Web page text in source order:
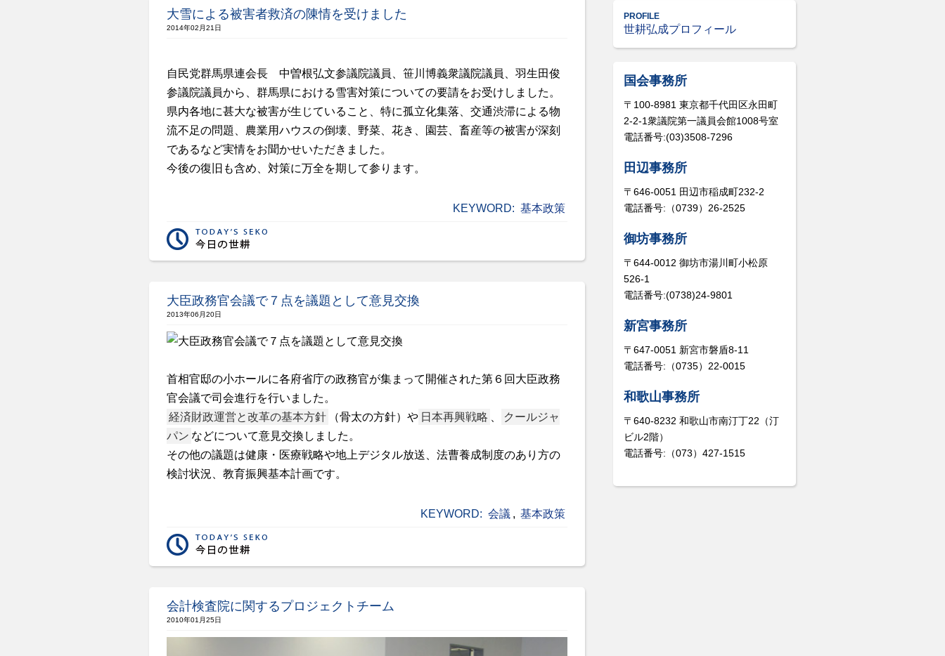
大雪による被害者救済の陳情を受けました
2014年02月21日
自民党群馬県連会長 中曽根弘文参議院議員、笹川博義衆議院議員、羽生田俊
参議院議員から、群馬県における雪害対策についての要請をお受けしました。
県内各地に甚大な被害が生じていること、特に孤立化集落、交通渋滞による物
流不足の問題、農業用ハウスの倒壊、野菜、花き、園芸、畜産等の被害が深刻
であるなど実情をお聞かせいただきました。
今後の復旧も含め、対策に万全を期して参ります。
KEYWORD: 基本政策
大臣政務官会議で７点を議題として意見交換
2013年06月20日
首相官邸の小ホールに各府省庁の政務官が集まって開催された第６回大臣政務
官会議で司会進行を行いました。
経済財政運営と改革の基本方針
（骨太の方針）や 日本再興戦略
クールジャ
パン などについて意見交換しました。
その他の議題は健康・医療戦略や地上デジタル放送、法曹養成制度のあり方の
検討状況、教育振興基本計画です。
KEYWORD: 会議 , 基本政策
会計検査院に関するプロジェクトチーム
2010年01月25日
PROFILE
世耕弘成プロフィール
国会事務所
〒100-8981 東京都千代田区永田町
2-2-1衆議院第一議員会館1008号室
電話番号:(03)3508-7296
田辺事務所
〒646-0051 田辺市稲成町232-2
電話番号:（0739）26-2525
御坊事務所
〒644-0012 御坊市湯川町小松原
526-1
電話番号:(0738)24-9801
新宮事務所
〒647-0051 新宮市磐盾8-11
電話番号:（0735）22-0015
和歌山事務所
〒640-8232 和歌山市南汀丁22（汀
ビル2階）
電話番号:（073）427-1515